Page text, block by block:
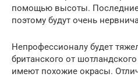
помощью высоты. Последние
поэтому будут очень
Непрофессионалу будет
британского от
имеют похожие окрасы.